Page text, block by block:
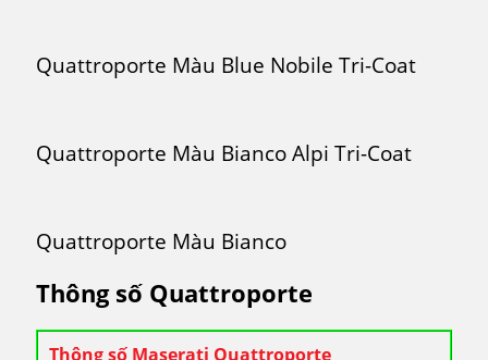
Quattroporte Màu Blue Nobile Tri-Coat
Quattroporte Màu Bianco Alpi Tri-Coat
Quattroporte Màu Bianco
Thông số Quattroporte
Thông số Maserati Quattroporte